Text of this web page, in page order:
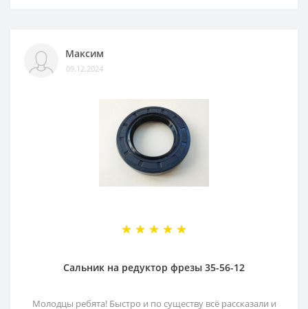
Максим
09.12.2024
Сальник на редуктор фрезы 35-56-12
Молодцы ребята! Быстро и по существу всё рассказали и